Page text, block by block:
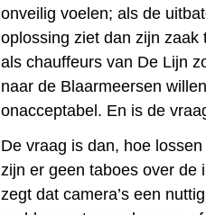
onveilig voelen; als de
oplossing ziet dan zijn
als chauffeurs van De Lijn
naar de Blaarmeersen
onacceptabel. En is de
De vraag is dan, hoe
zijn er geen taboes over de
zegt dat camera’s een